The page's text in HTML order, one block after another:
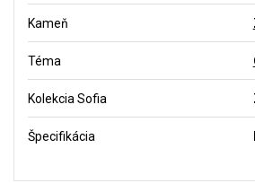
Kameň
Téma
Kolekcia Sofia
Špecifikácia